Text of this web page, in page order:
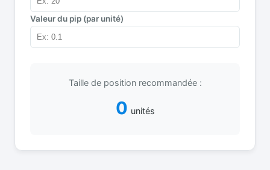
Valeur du pip (par unité)
Taille de position recommandée :
0 unités